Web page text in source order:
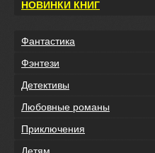
НОВИНКИ КНИГ
Фантастика
Фэнтези
Детективы
Любовные романы
Приключения
Детям